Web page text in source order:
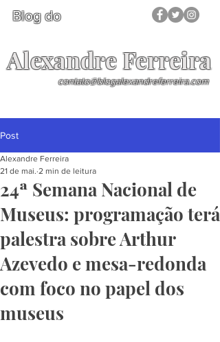
Blog do
Alexandre Ferreira
contato@blogalexandreferreira.com
Post
24ª Semana Nacional de
Museus: programação terá
palestra sobre Arthur
Azevedo e mesa-redonda
com foco no papel dos
museus
Alexandre Ferreira
21 de mai. 2 min de leitura